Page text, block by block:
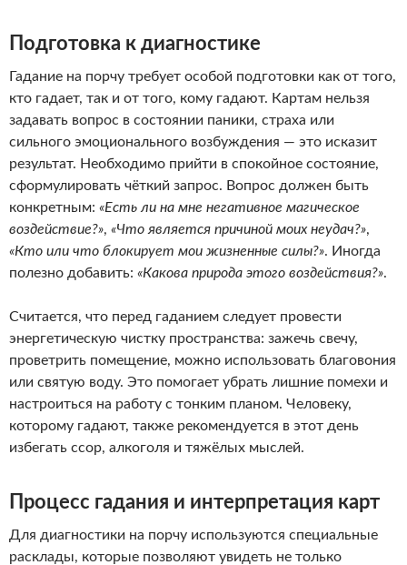
Подготовка к диагностике
Гадание на порчу требует особой подготовки как от того,
кто гадает, так и от того, кому гадают. Картам нельзя
задавать вопрос в состоянии паники, страха или
сильного эмоционального возбуждения — это исказит
результат. Необходимо прийти в спокойное состояние,
сформулировать чёткий запрос. Вопрос должен быть
конкретным: «Есть ли на мне негативное магическое
воздействие?», «Что является причиной моих неудач?»,
«Кто или что блокирует мои жизненные силы?». Иногда
полезно добавить: «Какова природа этого воздействия?».
Считается, что перед гаданием следует провести
энергетическую чистку пространства: зажечь свечу,
проветрить помещение, можно использовать благовония
или святую воду. Это помогает убрать лишние помехи и
настроиться на работу с тонким планом. Человеку,
которому гадают, также рекомендуется в этот день
избегать ссор, алкоголя и тяжёлых мыслей.
Процесс гадания и интерпретация карт
Для диагностики на порчу используются специальные
расклады, которые позволяют увидеть не только